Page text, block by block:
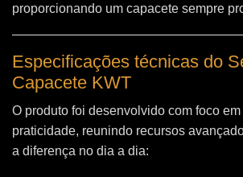
proporcionando um capacete sempre
Especificações técnicas do
Capacete KWT
O produto foi desenvolvido com foco
praticidade, reunindo recursos
a diferença no dia a dia: